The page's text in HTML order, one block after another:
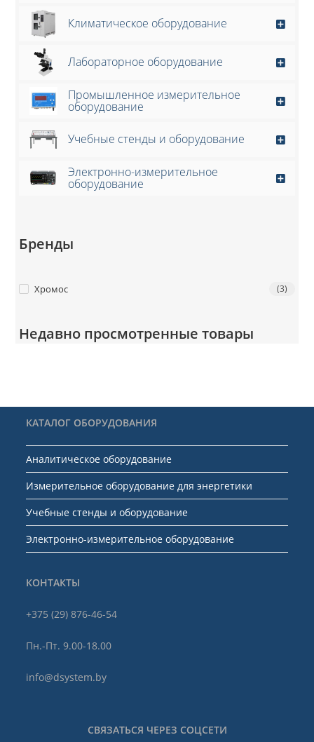
Климатическое оборудование
Лабораторное оборудование
Промышленное измерительное
оборудование
Учебные стенды и оборудование
Электронно-измерительное
оборудование
Бренды
Хромос (3)
Недавно просмотренные товары
КАТАЛОГ ОБОРУДОВАНИЯ
Аналитическое оборудование
Измерительное оборудование для энергетики
Учебные стенды и оборудование
Электронно-измерительное оборудование
КОНТАКТЫ
+375 (29) 876-46-54
Пн.-Пт. 9.00-18.00
info@dsystem.by
СВЯЗАТЬСЯ ЧЕРЕЗ СОЦСЕТИ